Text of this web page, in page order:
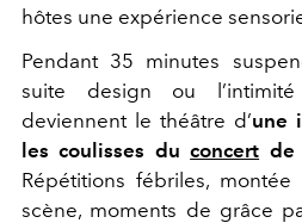
hôtes une expérience
Pendant 35 minutes
suite design ou
deviennent le théâtre d’une
les coulisses duconcert de
Répétitions fébriles,
scène, moments de grâce